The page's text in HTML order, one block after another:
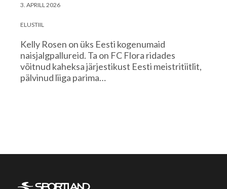
3. APRILL 2026
ELUSTIIL
Kelly Rosen on üks Eesti kogenumaid
naisjalgpallureid. Ta on FC Flora ridades
võitnud kaheksa järjestikust Eesti meistritiitlit,
pälvinud liiga parima…